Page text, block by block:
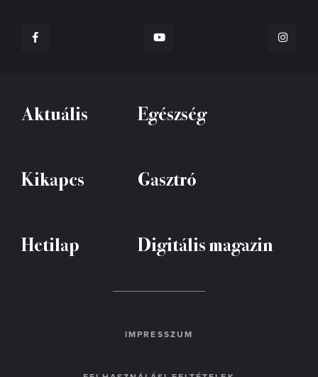
Aktuális Egészség
Kikapcs Gasztró
Hetilap Digitális magazin
IMPRESSZUM